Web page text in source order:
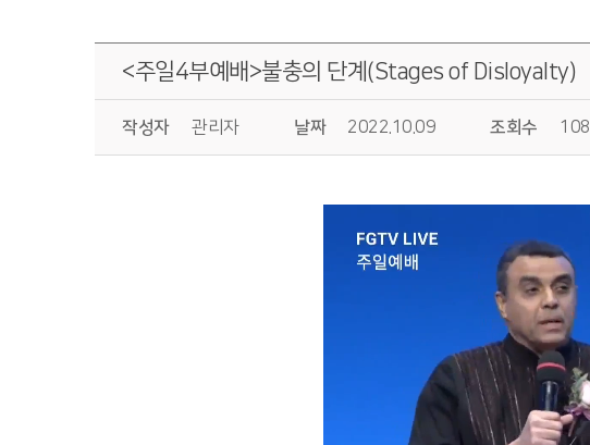
<주일4부예배>불충의 단계(Stages of Disloyalty)
작성자 관리자 날짜 2022.10.09 조회수 108